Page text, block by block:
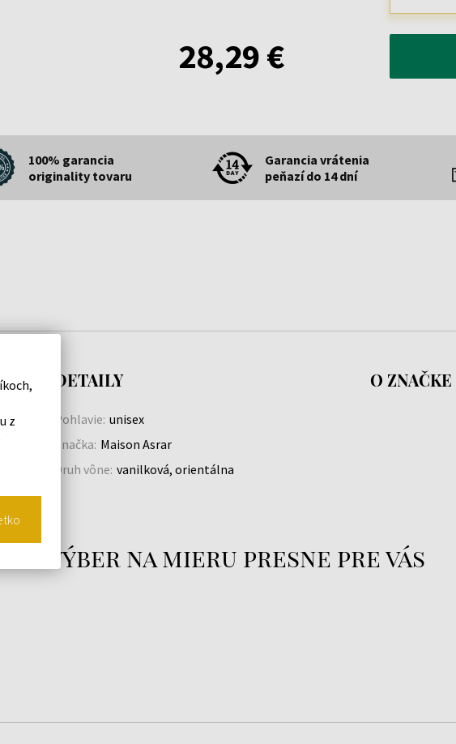
28,29 €
100% garancia
originality tovaru
Garancia vrátenia
peňazí do 14 dní
DETAILY
Pohlavie: unisex
Značka: Maison Asrar
Druh vône: vanilková, orientálna
O ZNAČKE
Náš výber na mieru presne pre vás
z